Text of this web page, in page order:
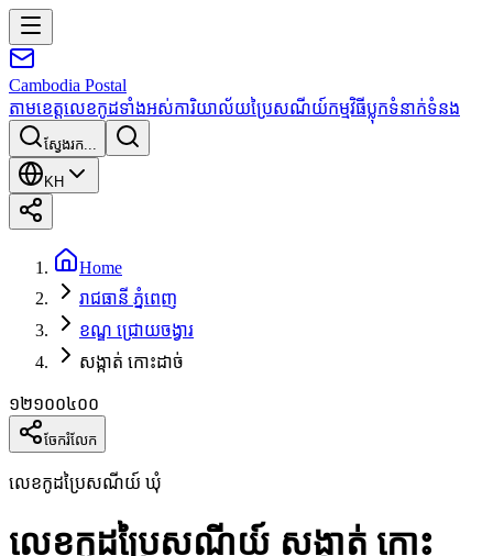
Cambodia Postal
តាមខេត្តលេខកូដទាំងអស់ការិយាល័យប្រៃសណីយ៍កម្មវិធីប្លុកទំនាក់ទំនង
ស្វែងរក...
KH
Home
រាជធានី ភ្នំពេញ
ខណ្ឌ ជ្រោយចង្វារ
សង្កាត់ កោះដាច់
១២១០០៤០០
ចែករំលែក
លេខកូដប្រៃសណីយ៍ ឃុំ
លេខកូដប្រៃសណីយ៍ សង្កាត់ កោះ